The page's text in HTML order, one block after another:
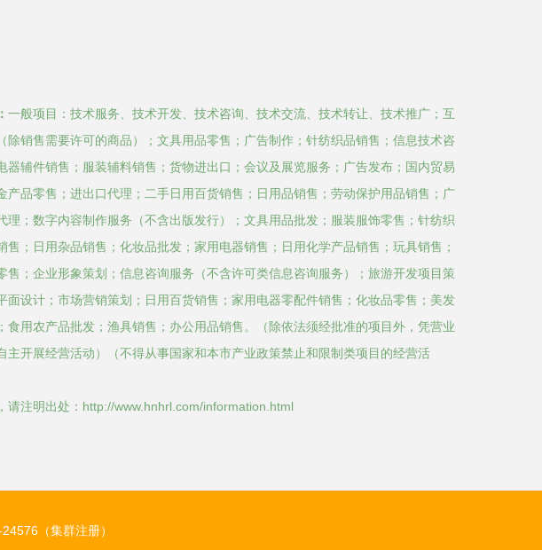
一般项目：技术服务、技术开发、技术咨询、技术交流、技术转让、技术推广；互
除销售需要许可的商品）；文具用品零售；广告制作；针纺织品销售；信息技术咨
器辅件销售；服装辅料销售；货物进出口；会议及展览服务；广告发布；国内贸易
产品零售；进出口代理；二手日用百货销售；日用品销售；劳动保护用品销售；广
理；数字内容制作服务（不含出版发行）；文具用品批发；服装服饰零售；针纺织
售；日用杂品销售；化妆品批发；家用电器销售；日用化学产品销售；玩具销售；
售；企业形象策划；信息咨询服务（不含许可类信息咨询服务）；旅游开发项目策
面设计；市场营销策划；日用百货销售；家用电器零配件销售；化妆品零售；美发
食用农产品批发；渔具销售；办公用品销售。（除依法须经批准的项目外，凭营业
主开展经营活动）（不得从事国家和本市产业政策禁止和限制类项目的经营活
请注明出处：http://www.hnhrl.com/information.html
（集群注册）